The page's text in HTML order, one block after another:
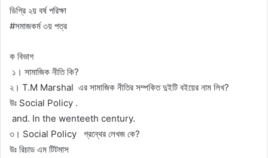
ডিগ্রি ২য় বর্ষ পরিক্ষা
#সমাজকর্ম ৩য় পত্র
ক বিভাগ
১। সামাজিক নীতি কি?
২। T.M Marshal এর সামাজিক নীতির সম্পকিত দুইটি বইয়ের নাম লিখ?
উঃ Social Policy .
and. In the wenteeth century.
৩। Social Policy গ্রন্থের লেখজ কে?
উঃ রিচাড এম টিটমাস